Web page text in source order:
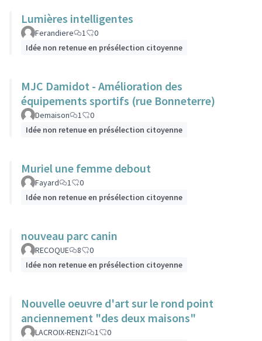
Lumières intelligentes
Ferandiere 1
0
Idée non retenue en présélection citoyenne
MJC Damidot - Amélioration des
équipements sportifs (rue Bonneterre)
Demaison 1
0
Idée non retenue en présélection citoyenne
Muriel une femme debout
Fayard 1
0
Idée non retenue en présélection citoyenne
nouveau parc canin
RECOQUE 8
0
Idée non retenue en présélection citoyenne
Nouvelle oeuvre d'art sur le rond point
anciennement "des deux maisons"
LACROIX-RENZI 1 0